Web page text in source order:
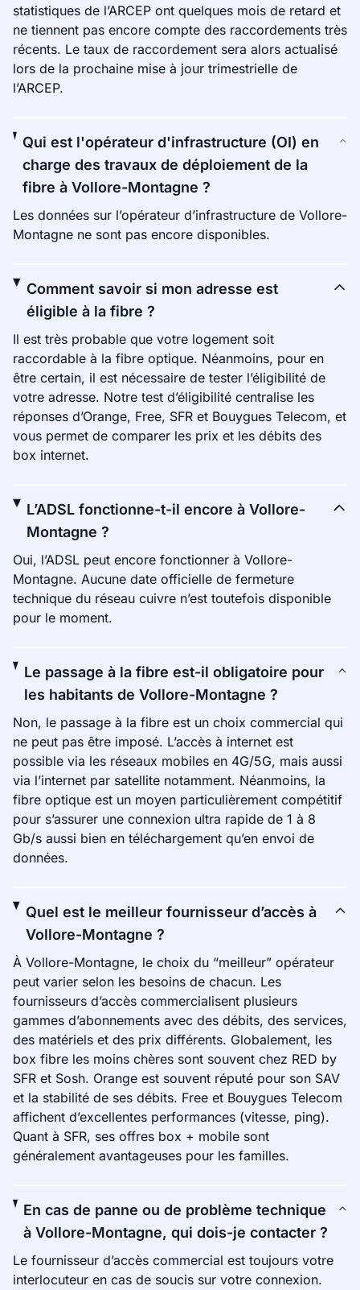
statistiques de l’ARCEP ont quelques mois de retard et
ne tiennent pas encore compte des raccordements très
récents. Le taux de raccordement sera alors actualisé
lors de la prochaine mise à jour trimestrielle de
l’ARCEP.
Qui est l'opérateur d'infrastructure (OI) en
charge des travaux de déploiement de la
fibre à Vollore-Montagne ?
Les données sur l’opérateur d’infrastructure de Vollore-
Montagne ne sont pas encore disponibles.
Comment savoir si mon adresse est
éligible à la fibre ?
Il est très probable que votre logement soit
raccordable à la fibre optique. Néanmoins, pour en
être certain, il est nécessaire de tester l’éligibilité de
votre adresse. Notre test d’éligibilité centralise les
réponses d’Orange, Free, SFR et Bouygues Telecom, et
vous permet de comparer les prix et les débits des
box internet.
L’ADSL fonctionne-t-il encore à Vollore-
Montagne ?
Oui, l’ADSL peut encore fonctionner à Vollore-
Montagne. Aucune date officielle de fermeture
technique du réseau cuivre n’est toutefois disponible
pour le moment.
Le passage à la fibre est-il obligatoire pour
les habitants de Vollore-Montagne ?
Non, le passage à la fibre est un choix commercial qui
ne peut pas être imposé. L’accès à internet est
possible via les réseaux mobiles en 4G/5G, mais aussi
via l’internet par satellite notamment. Néanmoins, la
fibre optique est un moyen particulièrement compétitif
pour s’assurer une connexion ultra rapide de 1 à 8
Gb/s aussi bien en téléchargement qu’en envoi de
données.
Quel est le meilleur fournisseur d’accès à
Vollore-Montagne ?
À Vollore-Montagne, le choix du “meilleur” opérateur
peut varier selon les besoins de chacun. Les
fournisseurs d’accès commercialisent plusieurs
gammes d’abonnements avec des débits, des services,
des matériels et des prix différents. Globalement, les
box fibre les moins chères sont souvent chez RED by
SFR et Sosh. Orange est souvent réputé pour son SAV
et la stabilité de ses débits. Free et Bouygues Telecom
affichent d’excellentes performances (vitesse, ping).
Quant à SFR, ses offres box + mobile sont
généralement avantageuses pour les familles.
En cas de panne ou de problème technique
à Vollore-Montagne, qui dois-je contacter ?
Le fournisseur d’accès commercial est toujours votre
interlocuteur en cas de soucis sur votre connexion.